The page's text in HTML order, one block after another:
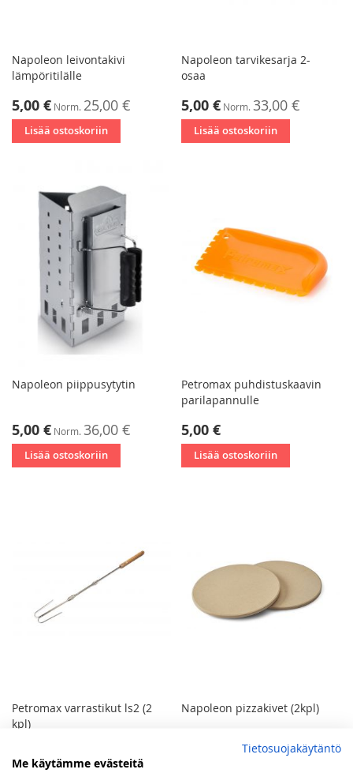
Napoleon leivontakivi
lämpöritilälle
Tarjoushinta
5,00 € Norm. 25,00 €
Lisää ostoskoriin
Napoleon tarvikesarja 2-
osaa
Tarjoushinta
5,00 € Norm. 33,00 €
Lisää ostoskoriin
Napoleon piippusytytin
Tarjoushinta
5,00 € Norm. 36,00 €
Lisää ostoskoriin
Petromax puhdistuskaavin
parilapannulle
5,00 €
Lisää ostoskoriin
Petromax varrastikut ls2 (2
kpl)
5,00 €
Napoleon pizzakivet (2kpl)
Norm. 29,00 €
Tietosuojakäytäntö
Me käytämme evästeitä